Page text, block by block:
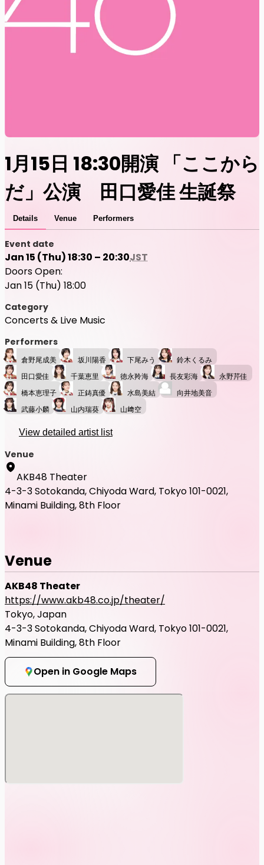
1月15日 18:30開演 「ここから
だ」公演 田口愛佳 生誕祭
Details Venue Performers
Event date
Jan 15 (Thu) 18:30 – 20:30JST
Doors Open:
Jan 15 (Thu) 18:00
Category
Concerts & Live Music
Performers
倉野尾成美 坂川陽香 下尾みう
鈴木くるみ
田口愛佳
千葉恵里 徳永羚海 長友彩海
永野芹佳
橋本恵理子
正鋳真優 水島美結
向井地美音
武藤小麟
山内瑞葵 山﨑空
View detailed artist list
Venue
AKB48 Theater
4-3-3 Sotokanda, Chiyoda Ward, Tokyo 101-0021,
Minami Building, 8th Floor
Venue
AKB48 Theater
https://www.akb48.co.jp/theater/
Tokyo, Japan
4-3-3 Sotokanda, Chiyoda Ward, Tokyo 101-0021,
Minami Building, 8th Floor
Open in Google Maps